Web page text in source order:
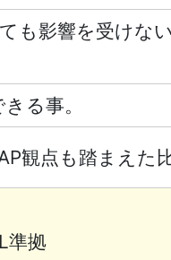
も影響を受けない
る事。
観点も踏まえた
準拠